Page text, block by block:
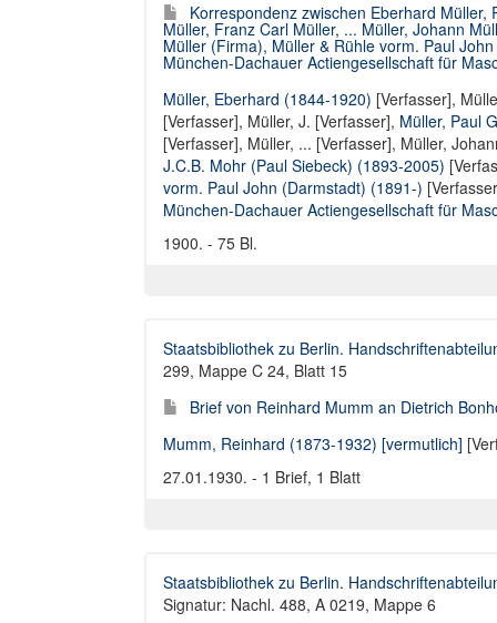
Korrespondenz zwischen Eberhard
Müller, Franz Carl Müller, ... Müller, Johann
Müller (Firma), Müller & Rühle vorm. Paul
München-Dachauer Actiengesellschaft für
Müller, Eberhard (1844-1920) [Verfasser],
[Verfasser], Müller, J. [Verfasser], Müller, Paul
[Verfasser], Müller, ... [Verfasser], Müller,
J.C.B. Mohr (Paul Siebeck) (1893-2005)
vorm. Paul John (Darmstadt) (1891-)
München-Dachauer Actiengesellschaft für
1900. - 75 Bl.
Staatsbibliothek zu Berlin.
299, Mappe C 24, Blatt 15
Brief von Reinhard Mumm an Dietrich
Mumm, Reinhard (1873-1932) [vermutlich]
27.01.1930. - 1 Brief, 1 Blatt
Staatsbibliothek zu Berlin.
Signatur: Nachl. 488, A 0219, Mappe 6